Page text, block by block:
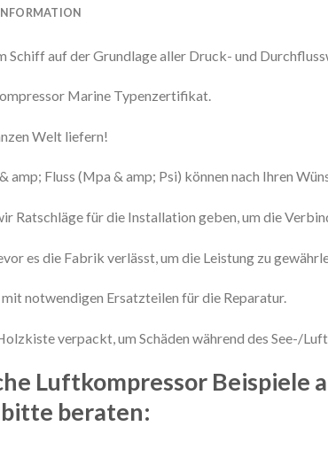
Schiff auf der Grundlage aller Druck- und
Marine Typenzertifikat.
Welt liefern!
amp; Fluss (Mpa & amp; Psi) können nach Ihren
Ratschläge für die Installation geben, um die
es die Fabrik verlässt, um die Leistung zu
notwendigen Ersatzteilen für die Reparatur.
verpackt, um Schäden während des See-/
Luftkompressor Beispiele
beraten: